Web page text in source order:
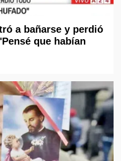
a bañarse y perdió
que habían